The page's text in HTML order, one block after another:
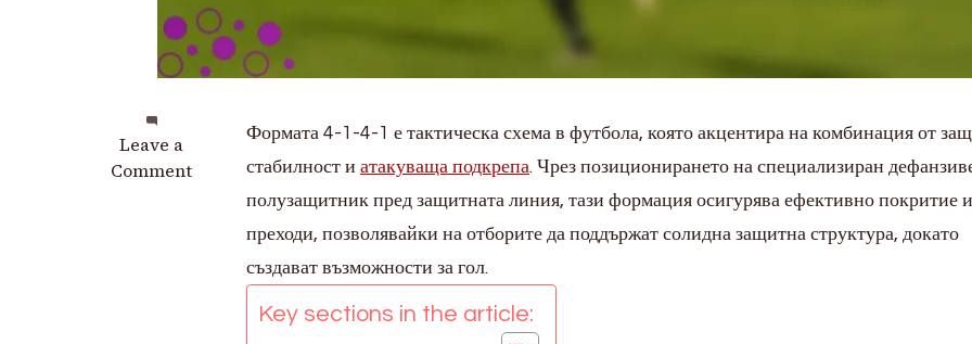
Leave a
Comment
on
4-
формация:
Формата 4-1-4-1 е тактическа схема в футбола, която акцентира на комбинация от
стабилност и атакуваща подкрепа. Чрез позиционирането на специализиран
полузащитник пред защитната линия, тази формация осигурява ефективно покритие
преходи, позволявайки на отборите да поддържат солидна защитна структура, докато
създават възможности за гол.
Key sections in the article: